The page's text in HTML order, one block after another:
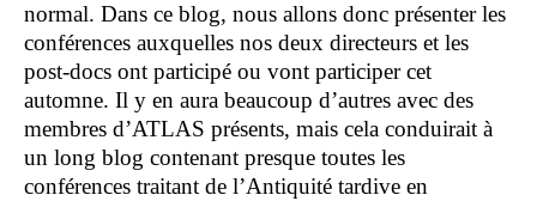
normal. Dans ce blog, nous allons donc présenter les
conférences auxquelles nos deux directeurs et les
post-docs ont participé ou vont participer cet
automne. Il y en aura beaucoup d’autres avec des
membres d’ATLAS présents, mais cela conduirait à
un long blog contenant presque toutes les
conférences traitant de l’Antiquité tardive en